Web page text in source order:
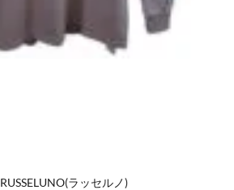
RUSSELUNO(ラッセルノ)